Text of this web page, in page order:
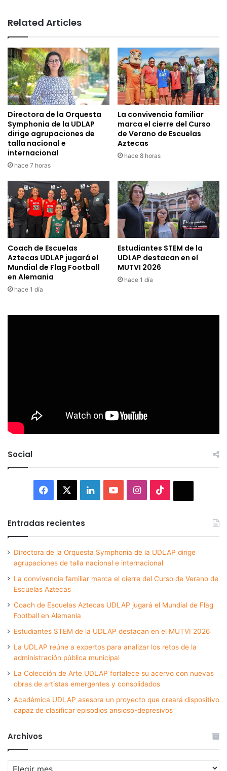
Related Articles
Directora de la Orquesta
Symphonia de la UDLAP
dirige agrupaciones de
talla nacional e
internacional
hace 7 horas
La convivencia familiar
marca el cierre del Curso
de Verano de Escuelas
Aztecas
hace 8 horas
Coach de Escuelas
Aztecas UDLAP jugará el
Mundial de Flag Football
en Alemania
hace 1 día
Estudiantes STEM de la
UDLAP destacan en el
MUTVI 2026
hace 1 día
Social
Facebook LinkedInYouTubeInstagram
Entradas recientes
Directora de la Orquesta Symphonia de la UDLAP dirige
agrupaciones de talla nacional e internacional
La convivencia familiar marca el cierre del Curso de Verano de
Escuelas Aztecas
Coach de Escuelas Aztecas UDLAP jugará el Mundial de Flag
Football en Alemania
Estudiantes STEM de la UDLAP destacan en el MUTVI 2026
La UDLAP reúne a expertos para analizar los retos de la
administración pública municipal
La Colección de Arte UDLAP fortalece su acervo con nuevas
obras de artistas emergentes y consolidados
Académica UDLAP asesora un proyecto que creará dispositivo
capaz de clasificar episodios ansioso-depresivos
Archivos
Archivos